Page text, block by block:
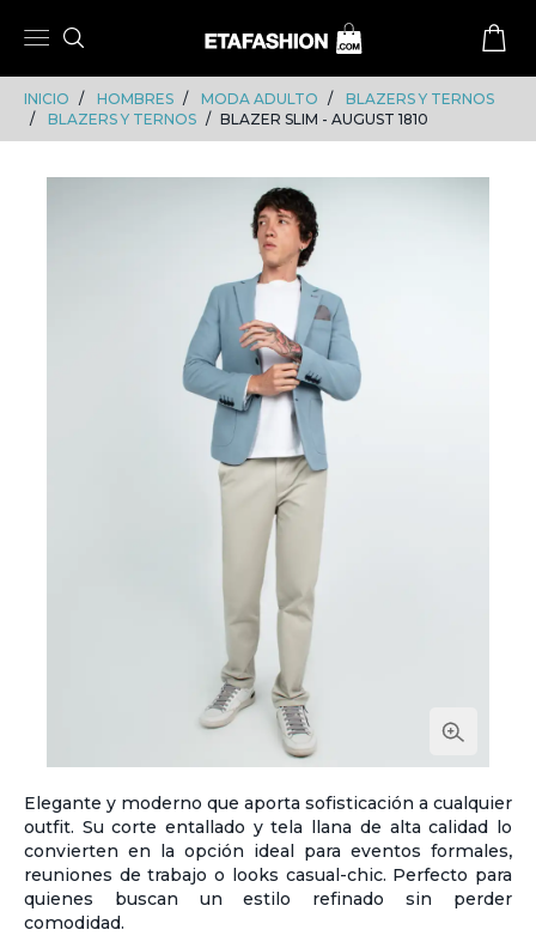
INICIO HOMBRES MODA ADULTO
BLAZERS Y TERNOS
BLAZERS Y TERNOS
BLAZER SLIM - AUGUST 1810
Elegante y moderno que aporta sofisticación a cualquier
outfit. Su corte entallado y tela llana de alta calidad lo
convierten en la opción ideal para eventos formales,
reuniones de trabajo o looks casual-chic. Perfecto para
quienes buscan un estilo refinado sin perder
comodidad.